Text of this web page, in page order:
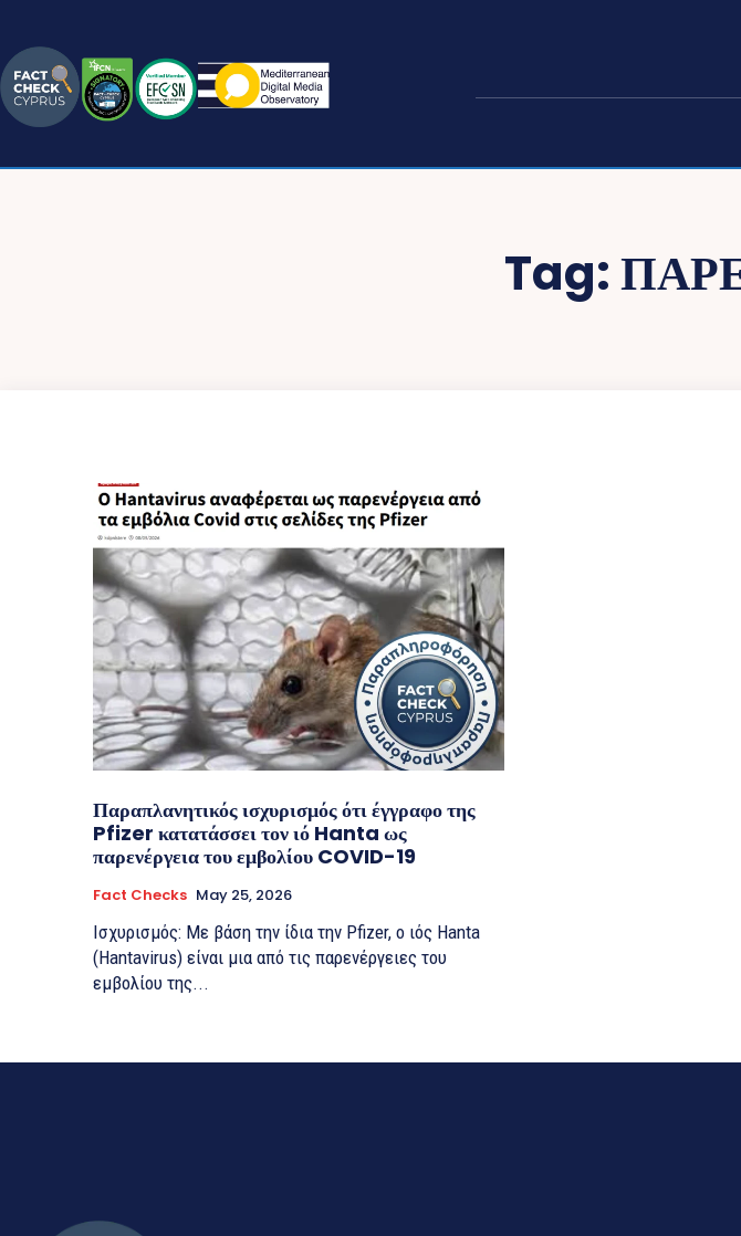
Tag:
Παραπλανητικός ισχυρισμός ότι έγγραφο της
Pfizer κατατάσσει τον ιό Hanta ως
παρενέργεια του εμβολίου COVID-19
Fact Checks May 25, 2026
Ισχυρισμός: Με βάση την ίδια την Pfizer, ο ιός Hanta
(Hantavirus) είναι μια από τις παρενέργειες του
εμβολίου της...